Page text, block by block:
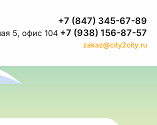
5, офис 104
+7 (847) 345-67-89
+7 (938) 156-87-57
zakaz@city2city.ru